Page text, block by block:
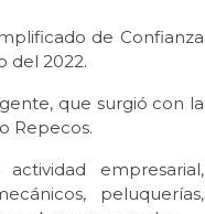
de Confianza
del 2022.
que surgió con la
Repecos.
empresarial,
peluquerías,